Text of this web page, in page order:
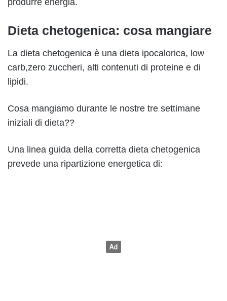
produrre energia.
Dieta chetogenica: cosa mangiare
La dieta chetogenica è una dieta ipocalorica, low
carb,zero zuccheri, alti contenuti di proteine e di
lipidi.
Cosa mangiamo durante le nostre tre settimane
iniziali di dieta??
Una linea guida della corretta dieta chetogenica
prevede una ripartizione energetica di: